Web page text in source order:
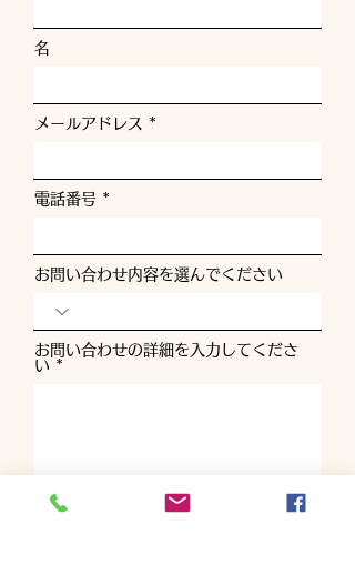
名
メールアドレス
電話番号
お問い合わせ内容を選んでください
お問い合わせの詳細を入力してくださ
い